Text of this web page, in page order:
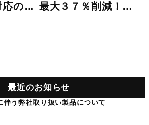
「担当者の対応の良さにとても満足です」＠天王寺区 記念品販売
最大３７％削減！１回あたり14,700円もお得に。＠大阪市浪速区（国際物流）
最近のお知らせ
伴う弊社取り扱い製品について